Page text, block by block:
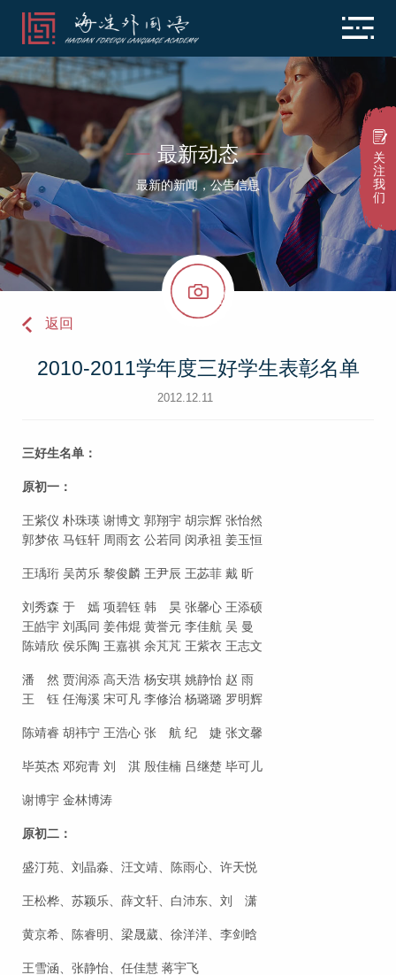
关
注
我
们
最新动态
最新的新闻，公告信息
返回
2010-2011学年度三好学生表彰名单
2012.12.11
三好生名单：
原初一：
王紫仪 朴珠瑛 谢博文 郭翔宇 胡宗辉 张怡然
郭梦依 马钰轩 周雨玄 公若同 闵承祖 姜玉恒
王瑀珩 吴芮乐 黎俊麟 王尹辰 王苾菲 戴 昕
刘秀森 于 嫣 项碧钰 韩 昊 张馨心 王添硕
王皓宇 刘禹同 姜伟焜 黄誉元 李佳航 吴 曼
陈靖欣 侯乐陶 王嘉祺 余芃芃 王紫衣 王志文
潘 然 贾润添 高天浩 杨安琪 姚静怡 赵 雨
王 钰 任海溪 宋可凡 李修治 杨璐璐 罗明辉
陈靖睿 胡祎宁 王浩心 张 航 纪 婕 张文馨
毕英杰 邓宛青 刘 淇 殷佳楠 吕继楚 毕可儿
谢博宇 金林博涛
原初二：
盛汀苑、刘晶淼、汪文靖、陈雨心、许天悦
王松桦、苏颖乐、薛文轩、白沛东、刘 潇
黄京希、陈睿明、梁晟葳、徐洋洋、李剑晗
王雪涵、张静怡、任佳慧 蒋宇飞